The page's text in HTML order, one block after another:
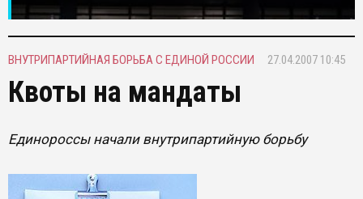
ВНУТРИПАРТИЙНАЯ БОРЬБА С ЕДИНОЙ РОССИИ 27.04.2007 10:45
Квоты на мандаты
Единороссы начали внутрипартийную борьбу